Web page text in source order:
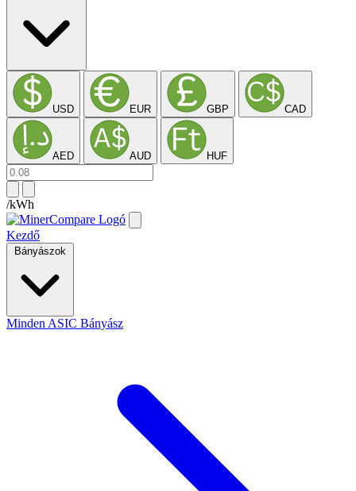
USD EUR GBP CAD
AED AUD HUF
/kWh
Kezdő
Bányászok
Minden ASIC Bányász